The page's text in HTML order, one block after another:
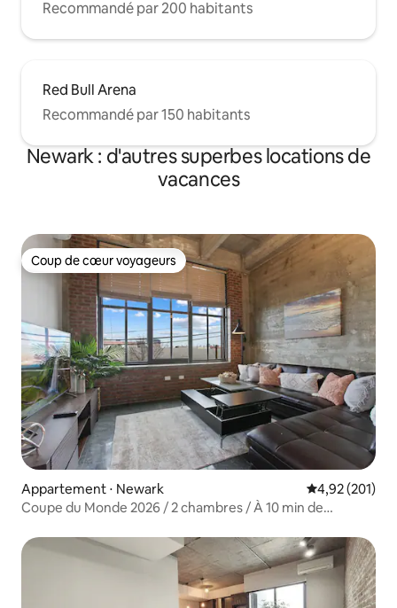
Recommandé par 200 habitants
Red Bull Arena
Recommandé par 150 habitants
Newark : d'autres superbes locations de
vacances
Coup de cœur voyageurs
Coup de cœur voyageurs
Appartement ⋅ Newark Évaluation
4,92 (201)
Coupe du Monde 2026 / 2 chambres / À 10 min de